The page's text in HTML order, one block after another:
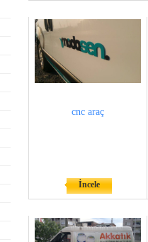
cnc araç
İncele